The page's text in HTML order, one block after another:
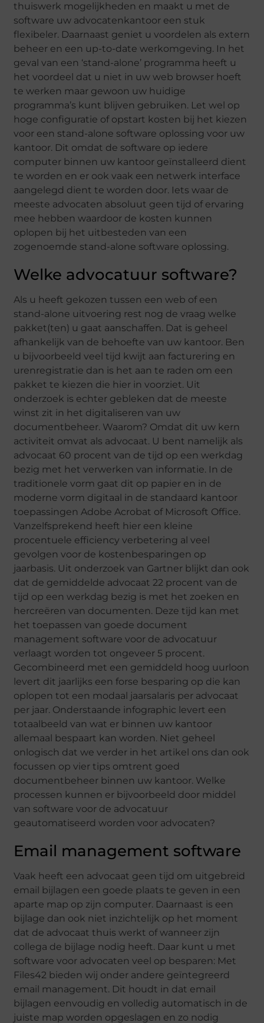
thuiswerk mogelijkheden en maakt u met de
software uw advocatenkantoor een stuk
flexibeler. Daarnaast geniet u voordelen als extern
beheer en een up-to-date werkomgeving. In het
geval van een ‘stand-alone’ programma heeft u
het voordeel dat u niet in uw web browser hoeft
te werken maar gewoon uw huidige
programma’s kunt blijven gebruiken. Let wel op
hoge configuratie of opstart kosten bij het kiezen
voor een stand-alone software oplossing voor uw
kantoor. Dit omdat de software op iedere
computer binnen uw kantoor geïnstalleerd dient
te worden en er ook vaak een netwerk interface
aangelegd dient te worden door. Iets waar de
meeste advocaten absoluut geen tijd of ervaring
mee hebben waardoor de kosten kunnen
oplopen bij het uitbesteden van een
zogenoemde stand-alone software oplossing.
Welke advocatuur software?
Als u heeft gekozen tussen een web of een
stand-alone uitvoering rest nog de vraag welke
pakket(ten) u gaat aanschaffen. Dat is geheel
afhankelijk van de behoefte van uw kantoor. Ben
u bijvoorbeeld veel tijd kwijt aan facturering en
urenregistratie dan is het aan te raden om een
pakket te kiezen die hier in voorziet. Uit
onderzoek is echter gebleken dat de meeste
winst zit in het digitaliseren van uw
documentbeheer. Waarom? Omdat dit uw kern
activiteit omvat als advocaat. U bent namelijk als
advocaat 60 procent van de tijd op een werkdag
bezig met het verwerken van informatie. In de
traditionele vorm gaat dit op papier en in de
moderne vorm digitaal in de standaard kantoor
toepassingen Adobe Acrobat of Microsoft Office.
Vanzelfsprekend heeft hier een kleine
procentuele efficiency verbetering al veel
gevolgen voor de kostenbesparingen op
jaarbasis. Uit onderzoek van Gartner blijkt dan ook
dat de gemiddelde advocaat 22 procent van de
tijd op een werkdag bezig is met het zoeken en
hercreëren van documenten. Deze tijd kan met
het toepassen van goede document
management software voor de advocatuur
verlaagt worden tot ongeveer 5 procent.
Gecombineerd met een gemiddeld hoog uurloon
levert dit jaarlijks een forse besparing op die kan
oplopen tot een modaal jaarsalaris per advocaat
per jaar. Onderstaande infographic levert een
totaalbeeld van wat er binnen uw kantoor
allemaal bespaart kan worden. Niet geheel
onlogisch dat we verder in het artikel ons dan ook
focussen op vier tips omtrent goed
documentbeheer binnen uw kantoor. Welke
processen kunnen er bijvoorbeeld door middel
van software voor de advocatuur
geautomatiseerd worden voor advocaten?
Email management software
Vaak heeft een advocaat geen tijd om uitgebreid
email bijlagen een goede plaats te geven in een
aparte map op zijn computer. Daarnaast is een
bijlage dan ook niet inzichtelijk op het moment
dat de advocaat thuis werkt of wanneer zijn
collega de bijlage nodig heeft. Daar kunt u met
software voor advocaten veel op besparen: Met
Files42 bieden wij onder andere geïntegreerd
email management. Dit houdt in dat email
bijlagen eenvoudig en volledig automatisch in de
juiste map worden opgeslagen en zo nodig